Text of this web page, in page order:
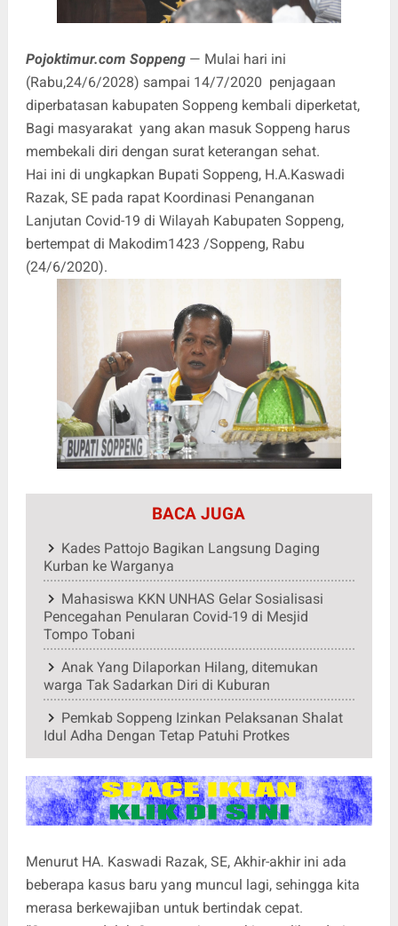
Pojoktimur.com Soppeng— Mulai hari ini
(Rabu,24/6/2028) sampai 14/7/2020 penjagaan
diperbatasan kabupaten Soppeng kembali diperketat,
Bagi masyarakat yang akan masuk Soppeng harus
membekali diri dengan surat keterangan sehat.
Hai ini di ungkapkan Bupati Soppeng, H.A.Kaswadi
Razak, SE pada rapat Koordinasi Penanganan
Lanjutan Covid-19 di Wilayah Kabupaten Soppeng,
bertempat di Makodim1423 /Soppeng, Rabu
(24/6/2020).
BACA JUGA
Kades Pattojo Bagikan Langsung Daging
Kurban ke Warganya
Mahasiswa KKN UNHAS Gelar Sosialisasi
Pencegahan Penularan Covid-19 di Mesjid
Tompo Tobani
Anak Yang Dilaporkan Hilang, ditemukan
warga Tak Sadarkan Diri di Kuburan
Pemkab Soppeng Izinkan Pelaksanan Shalat
Idul Adha Dengan Tetap Patuhi Protkes
Menurut HA. Kaswadi Razak, SE, Akhir-akhir ini ada
beberapa kasus baru yang muncul lagi, sehingga kita
merasa berkewajiban untuk bertindak cepat.